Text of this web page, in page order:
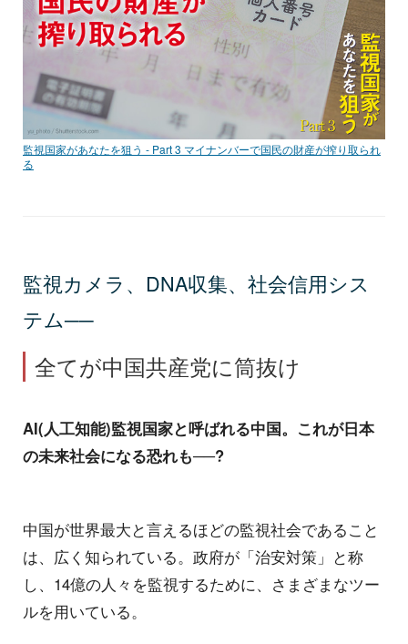
監視国家があなたを狙う - Part 3 マイナンバーで国民の財産が搾り取られ
る
監視カメラ、DNA収集、社会信用シス
テム──
全てが中国共産党に筒抜け
AI(人工知能)監視国家と呼ばれる中国。これが日本
の未来社会になる恐れも──?
中国が世界最大と言えるほどの監視社会であること
は、広く知られている。政府が「治安対策」と称
し、14億の人々を監視するために、さまざまなツー
ルを用いている。